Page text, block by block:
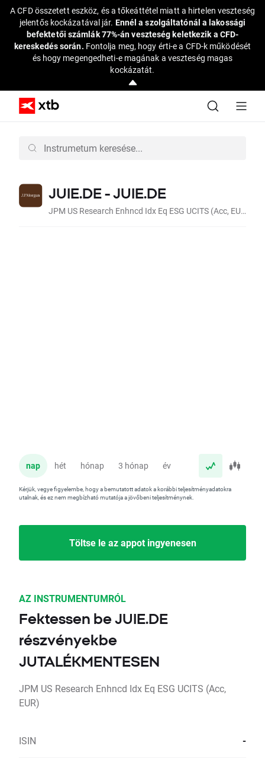
A CFD összetett eszköz, és a tőkeáttétel miatt a hirtelen veszteség
jelentős kockázatával jár. Ennél a szolgáltatónál a lakossági
befektetői számlák 77%-án veszteség keletkezik a CFD-
kereskedés során. Fontolja meg, hogy érti-e a CFD-k működését
és hogy megengedheti-e magának a veszteség magas
kockázatát.
JUIE.DE - JUIE.DE
JPM US Research Enhncd Idx Eq ESG UCITS (Acc, EUR)
nap hét hónap 3 hónap év
Kérjük, vegye figyelembe, hogy a bemutatott adatok a korábbi teljesítményadatokra
utalnak, és ez nem megbízható mutatója a jövőbeni teljesítménynek.
Töltse le az appot ingyenesen
AZ INSTRUMENTUMRÓL
Fektessen be JUIE.DE
részvényekbe
JUTALÉKMENTESEN
JPM US Research Enhncd Idx Eq ESG UCITS (Acc,
EUR)
ISIN -